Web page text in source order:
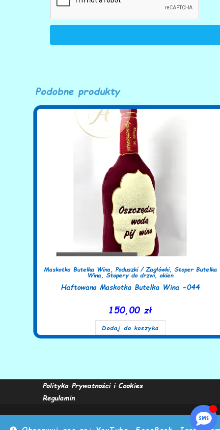
Podobne produkty
Maskotka Butelka Wina, Poduszki / Zagłówki, Stoper Butelka
Wina, Stopery do drzwi, okien
Haftowana Maskotka Butelka Wina -044
150,00zł
Dodaj do koszyka
Polityka Prywatności i Cookies
Regulamin